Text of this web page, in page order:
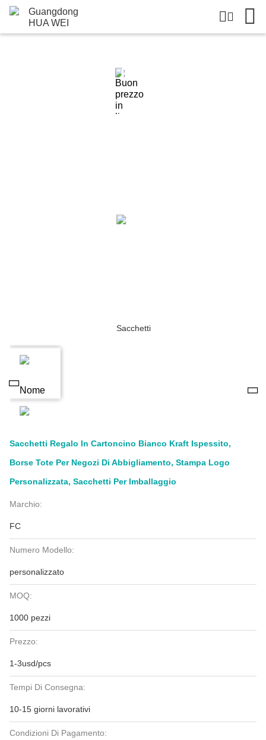
Dettagli Dei Prodotti
Sacchetti Regalo In Cartoncino Bianco Kraft Ispessito,
Borse Tote Per Negozi Di Abbigliamento, Stampa Logo
Personalizzata, Sacchetti Per Imballaggio
Marchio:
FC
Numero Modello:
personalizzato
MOQ:
1000 pezzi
Prezzo:
1-3usd/pcs
Tempi Di Consegna:
10-15 giorni lavorativi
Condizioni Di Pagamento: